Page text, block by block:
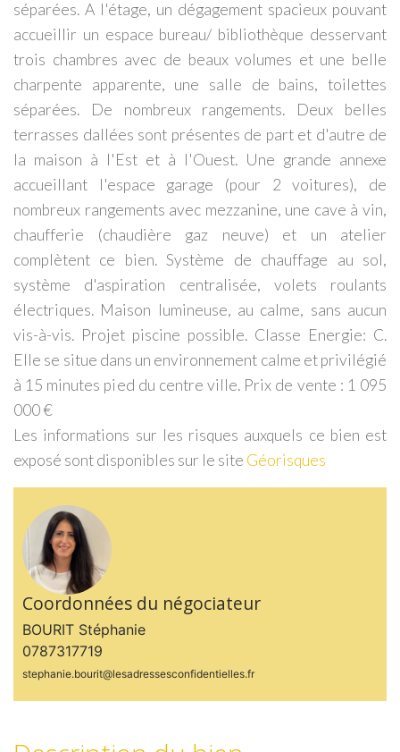
séparées. A l'étage, un dégagement spacieux pouvant
accueillir un espace bureau/ bibliothèque desservant
trois chambres avec de beaux volumes et une belle
charpente apparente, une salle de bains, toilettes
séparées. De nombreux rangements. Deux belles
terrasses dallées sont présentes de part et d'autre de
la maison à l'Est et à l'Ouest. Une grande annexe
accueillant l'espace garage (pour 2 voitures), de
nombreux rangements avec mezzanine, une cave à vin,
chaufferie (chaudière gaz neuve) et un atelier
complètent ce bien. Système de chauffage au sol,
système d'aspiration centralisée, volets roulants
électriques. Maison lumineuse, au calme, sans aucun
vis-à-vis. Projet piscine possible. Classe Energie: C.
Elle se situe dans un environnement calme et privilégié
à 15 minutes pied du centre ville. Prix de vente : 1 095
000 €
Les informations sur les risques auxquels ce bien est
exposé sont disponibles sur le site Géorisques
Coordonnées du négociateur
BOURIT Stéphanie
0787317719
stephanie.bourit@lesadressesconfidentielles.fr